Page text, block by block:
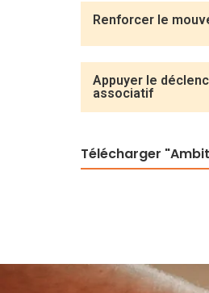
Renforcer le
Appuyer le
associatif
Télécharger